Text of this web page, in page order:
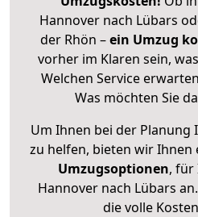
Hannover nach Lübars
der Rhön –ein Umzug
vorher im Klaren sein,
Welchen Service
Was möchten Sie
Um Ihnen bei der Planung
zu helfen, bieten wir Ihnen
Umzugsoptionen, für
Hannover nach Lübars
die volle